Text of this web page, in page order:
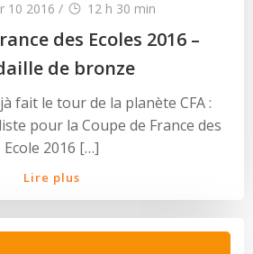
10 2016 / 12 h 30 min
des Ecoles 2016 –
de bronze
fait le tour de la planète CFA :
pour la Coupe de France des
Ecole 2016 […]
Lire plus